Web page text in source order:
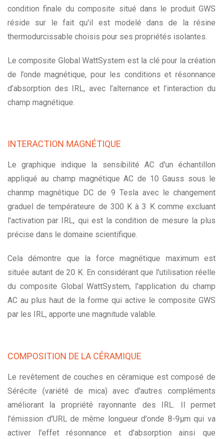
condition finale du composite situé dans le produit GWS
réside sur le fait qu'il est modelé dans de la résine
thermodurcissable choisis pour ses propriétés isolantes.
Le composite Global WattSystem est la clé pour la création
de l’onde magnétique, pour les conditions et résonnance
d’absorption des IRL, avec l’alternance et l’interaction du
champ magnétique.
INTERACTION MAGNÉTIQUE
Le graphique indique la sensibilité AC d'un échantillon
appliqué au champ magnétique AC de 10 Gauss sous le
chanmp magnétique DC de 9 Tesla avec le changement
graduel de températeure de 300 K à 3 K comme excluant
l'activation par IRL, qui est la condition de mesure la plus
précise dans le domaine scientifique.
Cela démontre que la force magnétique maximum est
située autant de 20 K. En considérant que l'utilisation réelle
du composite Global WattSystem, l'application du champ
AC au plus haut de la forme qui active le composite GWS
par les IRL, apporte une magnitude valable.
COMPOSITION DE LA CÉRAMIQUE
Le revêtement de couches en céramique est composé de
Sérécite (variété de mica) avec d'autres compléments
améliorant la propriété rayonnante des IRL. Il permet
l'émission d'URL de même longueur d'onde 8-9µm qui va
activer l'effet résonnance et d'absorption ainsi que